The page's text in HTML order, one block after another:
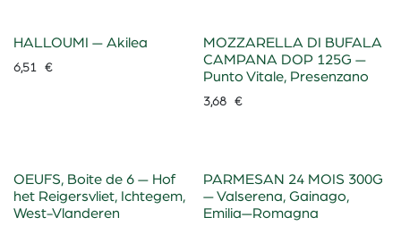
HALLOUMI — Akilea
6,51 €
MOZZARELLA DI BUFALA
CAMPANA DOP 125G —
Punto Vitale, Presenzano
3,68€
OEUFS, Boite de 6 — Hof
het Reigersvliet, Ichtegem,
West-Vlanderen
PARMESAN 24 MOIS 300G
— Valserena, Gainago,
Emilia—Romagna